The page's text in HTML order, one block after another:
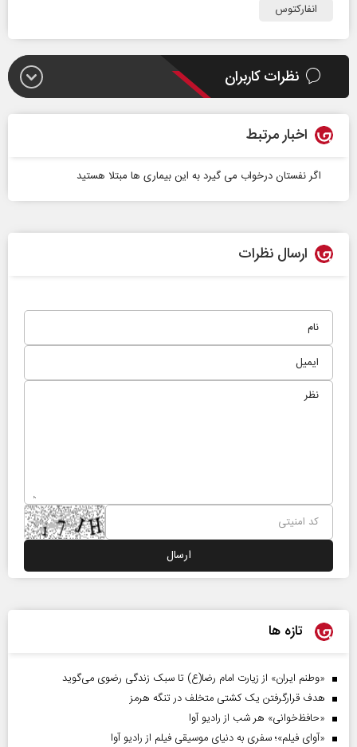
انفارکتوس
نظرات کاربران
اخبار مرتبط
اگر نفستان درخواب می گیرد به این بیماری ها مبتلا هستید
ارسال نظرات
تازه ها
«وطنم ایران» از زیارت امام رضا(ع) تا سبک زندگی رضوی می‌گوید
هدف قرارگرفتن یک کشتی متخلف در تنگه هرمز
«حافظ‌خوانی» هر شب از رادیو آوا
«آوای فیلم»؛ سفری به دنیای موسیقی فیلم از رادیو آوا